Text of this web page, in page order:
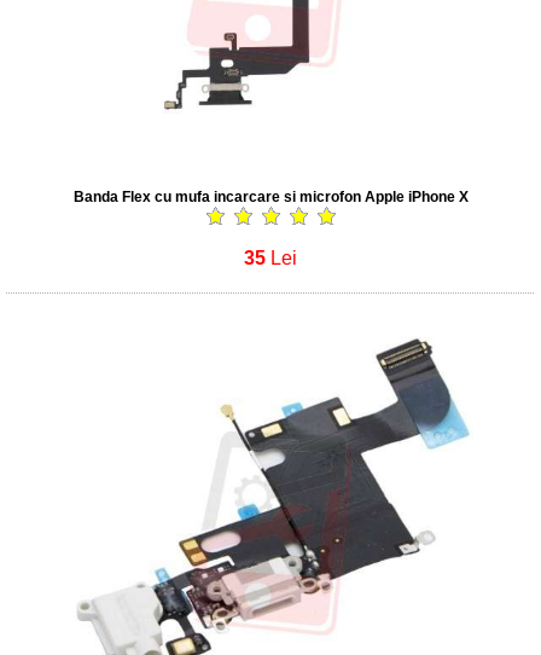
Banda Flex cu mufa incarcare si microfon Apple iPhone X
35 Lei